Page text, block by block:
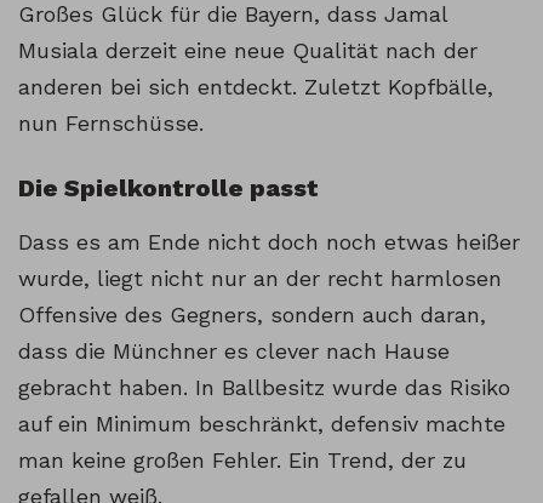
Großes Glück für die Bayern, dass Jamal
Musiala derzeit eine neue Qualität nach der
anderen bei sich entdeckt. Zuletzt Kopfbälle,
nun Fernschüsse.
Die Spielkontrolle passt
Dass es am Ende nicht doch noch etwas heißer
wurde, liegt nicht nur an der recht harmlosen
Offensive des Gegners, sondern auch daran,
dass die Münchner es clever nach Hause
gebracht haben. In Ballbesitz wurde das Risiko
auf ein Minimum beschränkt, defensiv machte
man keine großen Fehler. Ein Trend, der zu
gefallen weiß.